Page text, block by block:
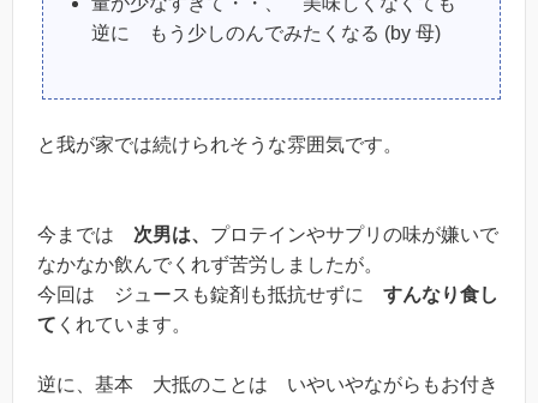
逆に もう少しのんでみたくなる (by 母)
と我が家では続けられそうな雰囲気です。
今までは 次男は、 プロテインやサプリの味が嫌いで
なかなか飲んでくれず苦労しましたが。
今回は ジュースも錠剤も抵抗せずに すんなり食し
て くれています。
逆に、基本 大抵のことは いやいやながらもお付き